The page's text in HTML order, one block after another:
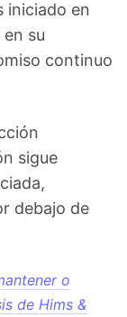
iniciado en
su
continuo
sigue
debajo de
o
de Hims &